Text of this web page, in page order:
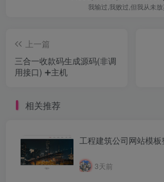
我输过,我败过,但我从未放
上一篇
三合一收款码生成源码(非调
用接口) ➕主机
相关推荐
工程建筑公司网站模
3天前